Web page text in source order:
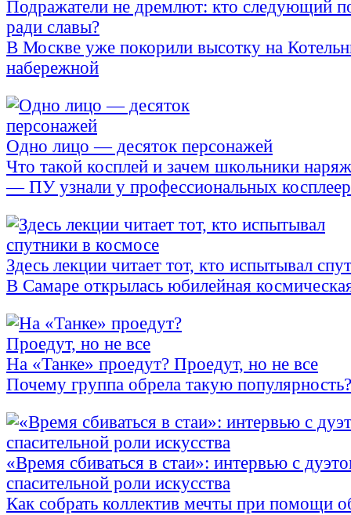
Подражатели не дремлют: кто следующий
ради славы?
В Москве уже покорили высотку на
набережной
Одно лицо — десяток персонажей
Что такой косплей и зачем школьники
— ПУ узнали у профессиональных
Здесь лекции читает тот, кто испытывал
В Самаре открылась юбилейная
На «Танке» проедут? Проедут, но не все
Почему группа обрела такую популярность?
«Время сбиваться в стаи»: интервью с
спасительной роли искусства
Как собрать коллектив мечты при помощи